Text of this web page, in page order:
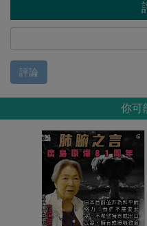
評論
你可